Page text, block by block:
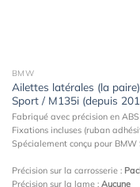
BMW
Ailettes latérales (la
Sport / M135i (depuis
Fabriqué avec précision en
Fixations incluses (ruban
Spécialement conçu pour
Précision sur la carrosserie :
Précision sur la lame : Aucune